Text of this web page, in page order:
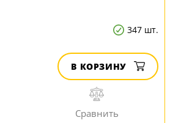
347 шт.
В КОРЗИНУ